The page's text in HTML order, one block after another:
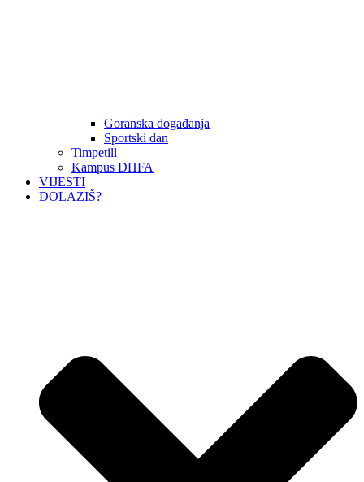
Goranska događanja
Sportski dan
Timpetill
Kampus DHFA
VIJESTI
DOLAZIŠ?